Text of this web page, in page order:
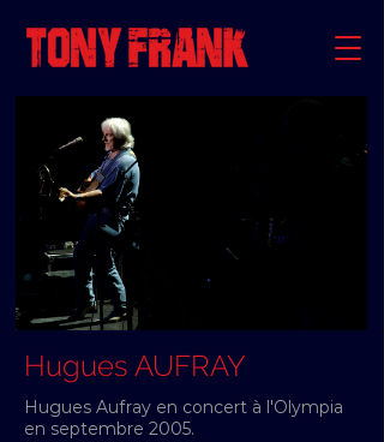
Hugues AUFRAY
Hugues Aufray en concert à l'Olympia
en septembre 2005.